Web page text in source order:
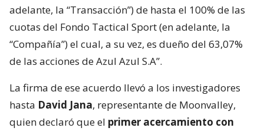
adelante, la “Transacción”) de hasta el 100% de las
cuotas del Fondo Tactical Sport (en adelante, la
“Compañía”) el cual, a su vez, es dueño del 63,07%
de las acciones de Azul Azul S.A”.
La firma de ese acuerdo llevó a los investigadores
hasta David Jana, representante de Moonvalley,
quien declaró que el primer acercamiento con